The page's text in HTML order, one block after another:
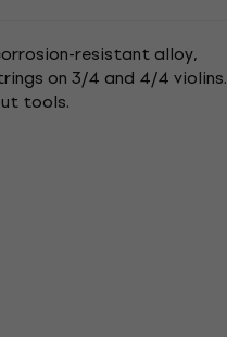
resistant alloy,
on 3/4 and 4/4 violins.
tools.